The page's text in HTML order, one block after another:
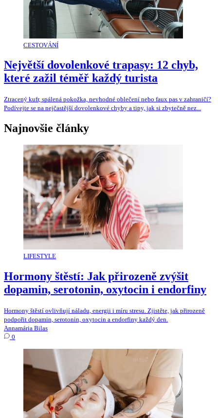
CESTOVÁNÍ
Největší dovolenkové trapasy: 12 chyb,
které zažil téměř každý turista
Ztracený kufr, spálená pokožka, nevhodné oblečení nebo faux pas v zahraničí?
Podívejte se na nejčastější dovolenkové chyby a tipy, jak si zbytečně nez...
Najnovšie články
LIFESTYLE
Hormony štěstí: Jak přirozeně zvýšit
dopamin, serotonin, oxytocin i endorfiny
Hormony štěstí ovlivňují náladu, energii i míru stresu. Zjistěte, jak přirozeně
podpořit dopamin, serotonin, oxytocin a endorfiny každý den.
Annamária Bilas
0